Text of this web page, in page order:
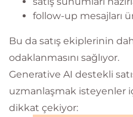
follow-up mesajları
Bu da satış ekiplerinin
odaklanmasını sağlıyor.
Generative AI destekli
uzmanlaşmak isteyenler
dikkat çekiyor: